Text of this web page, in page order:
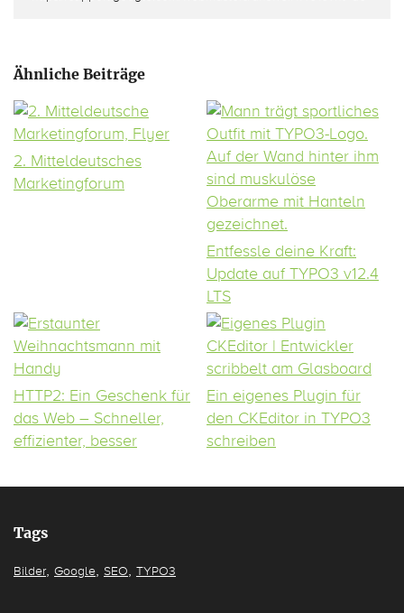
Ähnliche Beiträge
2. Mitteldeutsches
Marketingforum
Entfessle deine Kraft:
Update auf TYPO3 v12.4
LTS
HTTP2: Ein Geschenk für
das Web – Schneller,
effizienter, besser
Ein eigenes Plugin für
den CKEditor in TYPO3
schreiben
Tags
Bilder, Google SEO TYPO3